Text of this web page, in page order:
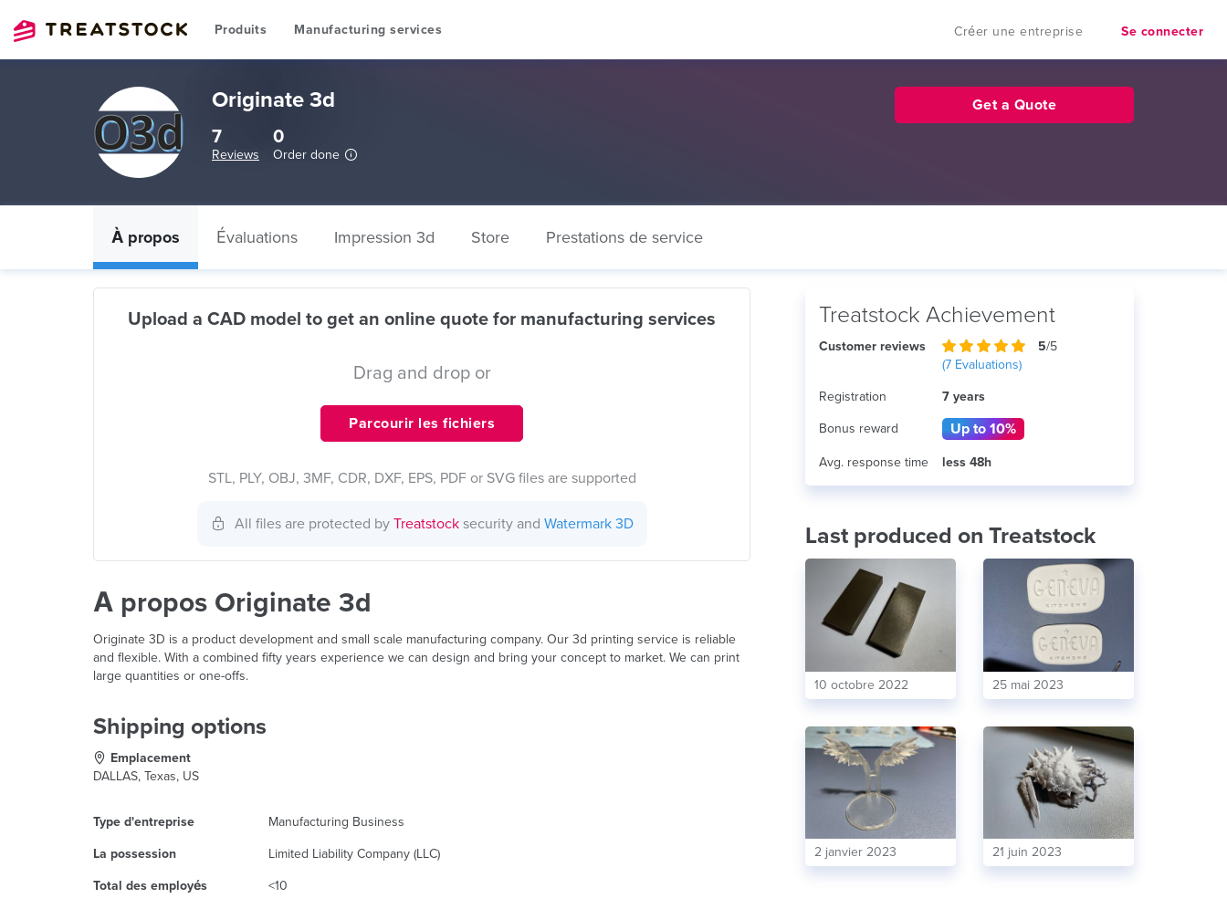
Produits Manufacturing services Créer une entreprise Se connecter
Originate 3d
7
Reviews
0
Order done
Get a Quote
À propos Évaluations Impression 3d Store Prestations de service
Upload a CAD model to get an online quote for manufacturing services
Drag and drop or
Parcourir les fichiers
STL, PLY, OBJ, 3MF, CDR, DXF, EPS, PDF or SVG files are supported
All files are protected by Treatstocksecurity and Watermark 3D
À propos Originate 3d
Originate 3D is a product development and small scale manufacturing company. Our 3d printing service is reliable
and flexible. With a combined fifty years experience we can design and bring your concept to market. We can print
large quantities or one-offs.
Shipping options
Emplacement
DALLAS, Texas, US
Type d'entreprise Manufacturing Business
La possession Limited Liability Company (LLC)
Total des employés <10
Treatstock Achievement
Customer reviews 5/5
(7 Evaluations)
Registration 7 years
Bonus reward Up to 10%
Avg. response time less 48h
Last produced on Treatstock
10 octobre 2022
2 janvier 2023
25 mai 2023
21 juin 2023